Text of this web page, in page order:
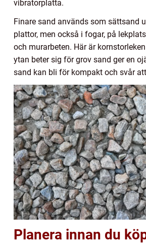
vibratorplatta.
Finare sand används som sättsand
plattor, men också i fogar, på
och murarbeten. Här är
ytan beter sig för grov sand ger en
sand kan bli för kompakt och svår
Planera innan du